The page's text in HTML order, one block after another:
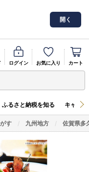
開く
ログイン お気に入り カート
ふるさと納税を知る キャン
す 九州地方 佐賀県多